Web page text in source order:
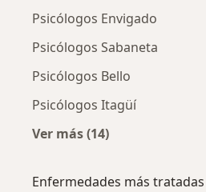
Psicólogos Envigado
Psicólogos Sabaneta
Psicólogos Bello
Psicólogos Itagüí
Ver más (14)
Enfermedades más tratadas